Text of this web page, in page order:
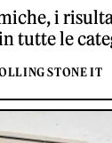
i
tutte le
STONE IT